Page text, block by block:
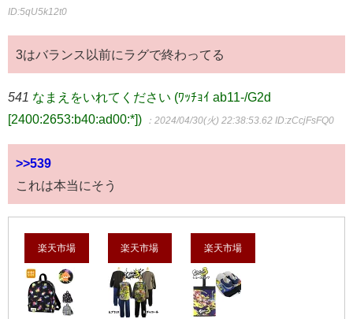
ID:5qU5k12t0
3はバランス以前にラグで終わってる
541 なまえをいれてください (ﾜｯﾁｮｲ ab11-/G2d
[2400:2653:b40:ad00:*])
：2024/04/30(火) 22:38:53.62 ID:zCcjFsFQ0
>>539
これは本当にそう
楽天市場 楽天市場 楽天市場